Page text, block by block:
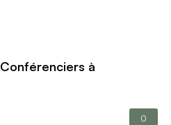
Conférenciers à
0